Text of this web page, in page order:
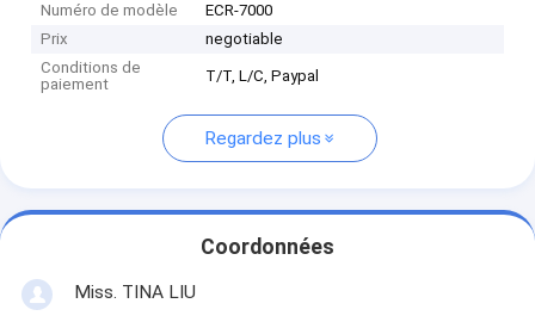
Numéro de modèle
ECR-7000
Prix
negotiable
Conditions de
paiement
T/T, L/C, Paypal
Regardez plus
Coordonnées
Miss. TINA LIU